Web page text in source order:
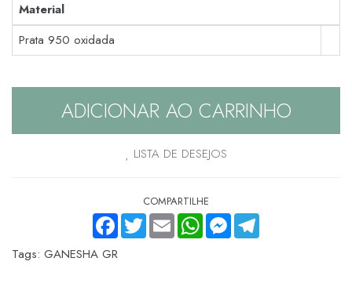
Material
Prata 950 oxidada
ADICIONAR AO CARRINHO
LISTA DE DESEJOS
COMPARTILHE
FACEBOOKTWITTEREMAIL WHATSAPPMESSENGER
TELEGRAM
Tags: GANESHA GR